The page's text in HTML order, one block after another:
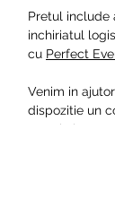
Pretul include
inchiriatul
cu Perfect
Venim in
dispozitie un
puteti alege